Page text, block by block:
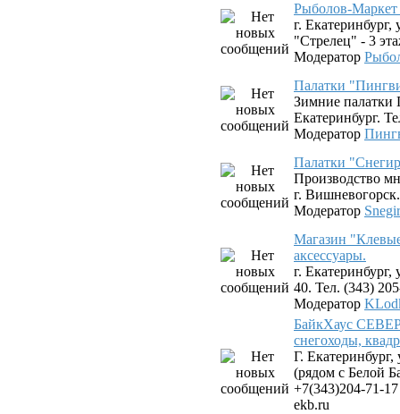
Рыболов-
г.
"Стрелец" - 3
Модератор
Палатки
Зимние палатки
Екатеринбург.
Модератор
Палатки
Производство
г.
Модератор
Магазин
аксессуары.
г.
40. Тел. (343)
Модератор
БайкХаус СЕВЕР
снегоходы,
Г.
(рядом с Белой
+7(343)204-71-
ekb.ru